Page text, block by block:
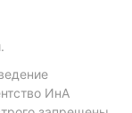
ИнА